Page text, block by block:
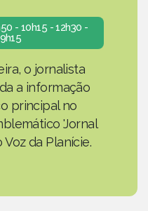
- 10h15 - 12h30 -
o jornalista
a informação
principal no
'Jornal
da Planície.